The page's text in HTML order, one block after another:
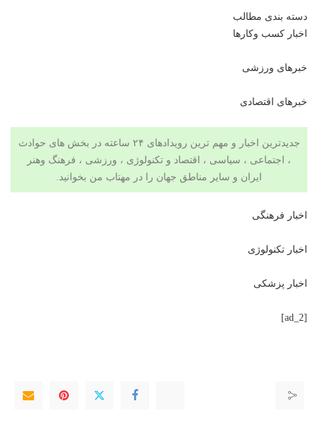
دسته بندی مطالب
اخبار کسب وکارها
خبرهای ورزشی
خبرهای اقتصادی
جدیدترین اخبار و مهم ترین رویدادهای ۲۴ ساعته در بخش های حوادث
، اجتماعی ، سیاسی ، اقتصاد و تکنولوژی ، ورزشی ، فرهنگ وهنر
ایران و سایر مناطق جهان را در مهتاب من بخوانید.
اخبار فرهنگی
اخبار تکنولوژی
اخبار پزشکی
[ad_2]